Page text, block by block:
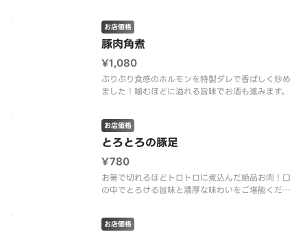
豚肉角煮
お店価格
¥1,080
ぷりぷり食感のホルモンを特製ダレで香ばしく炒め
ました！噛むほどに溢れる旨味でお酒も進みます。
とろとろの豚足
お店価格
¥780
お箸で切れるほどトロトロに煮込んだ絶品お肉！口
の中でとろける旨味と濃厚な味わいをご堪能くださ
お店価格